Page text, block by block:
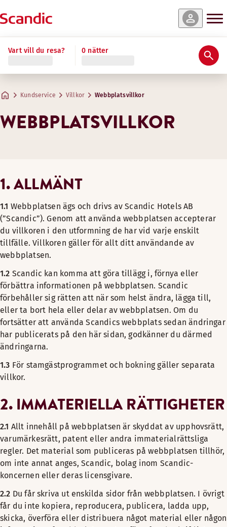
Vart vill du resa? 0 nätter
Kundservice Villkor Webbplatsvillkor
WEBBPLATSVILLKOR
1. ALLMÄNT
1.1 Webbplatsen ägs och drivs av Scandic Hotels AB
(”Scandic”). Genom att använda webbplatsen accepterar
du villkoren i den utformning de har vid varje enskilt
tillfälle. Villkoren gäller för allt ditt användande av
webbplatsen.
1.2 Scandic kan komma att göra tillägg i, förnya eller
förbättra informationen på webbplatsen. Scandic
förbehåller sig rätten att när som helst ändra, lägga till,
eller ta bort hela eller delar av webbplatsen. Om du
fortsätter att använda Scandics webbplats sedan ändringar
har publicerats på den här sidan, godkänner du därmed
ändringarna.
1.3 För stamgästprogrammet och bokning gäller separata
villkor.
2. IMMATERIELLA RÄTTIGHETER
2.1 Allt innehåll på webbplatsen är skyddat av upphovsrätt,
varumärkesrätt, patent eller andra immaterialrättsliga
regler. Det material som publiceras på webbplatsen tillhör,
om inte annat anges, Scandic, bolag inom Scandic-
koncernen eller deras licensgivare.
2.2 Du får skriva ut enskilda sidor från webbplatsen. I övrigt
får du inte kopiera, reproducera, publicera, ladda upp,
skicka, överföra eller distribuera något material eller någon